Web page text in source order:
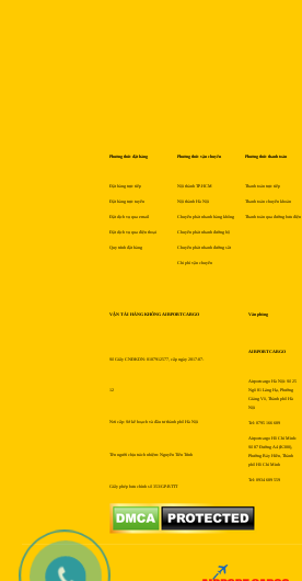
Phương thức đặt hàng
Đặt hàng trực tiếp
Đặt hàng trực tuyến
Đặt dịch vụ qua email
Đặt dịch vụ qua điện thoại
Quy trình đặt hàng
Phương thức vận chuyển
Nội thành TP.HCM
Nội thành Hà Nội
Chuyển phát nhanh hàng không
Chuyển phát nhanh đường bộ
Chuyển phát nhanh đường sắt
Chi phí vận chuyển
Phương thức thanh toán
Thanh toán trực tiếp
Thanh toán chuyển khoản
Thanh toán qua đường bưu điện
VẬN TẢI HÀNG KHÔNG AIRPORTCARGO
Số Giấy CNĐKDN: 0107912577, cấp ngày 2017-07-
12
Nơi cấp: Sở kế hoạch và đầu tư thành phố Hà Nội
Tên người chịu trách nhiệm: Nguyễn Tiến Trình
Giấy phép bưu chính số 353/GP-BTTT
Văn phòng
AIRPORTCARGO
Airportcargo Hà Nội: Số 25
Ngõ 81 Láng Hạ, Phường
Giảng Võ, Thành phố Hà
Nội
Tel: 0795 166 689
Airportcargo Hồ Chí Minh:
Số 87 Đường A4 (K300),
Phường Bảy Hiền, Thành
phố Hồ Chí Minh
Tel: 0934 689 559